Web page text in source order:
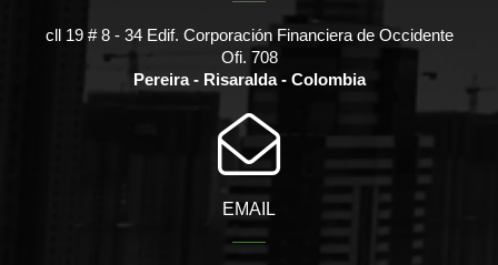
cll 19 # 8 - 34 Edif. Corporación Financiera de Occidente
Ofi. 708
Pereira - Risaralda - Colombia
EMAIL